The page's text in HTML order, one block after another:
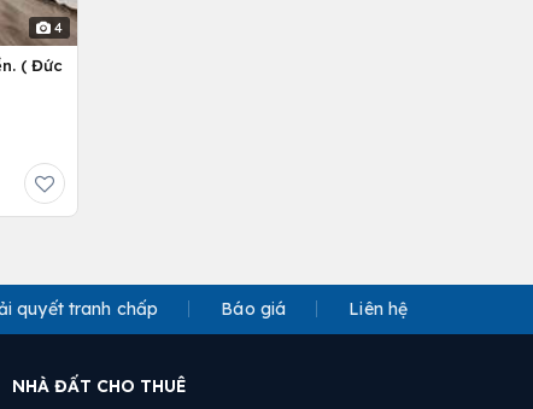
4
( Đức
quyết tranh chấp Báo giá Liên hệ
NHÀ ĐẤT CHO THUÊ